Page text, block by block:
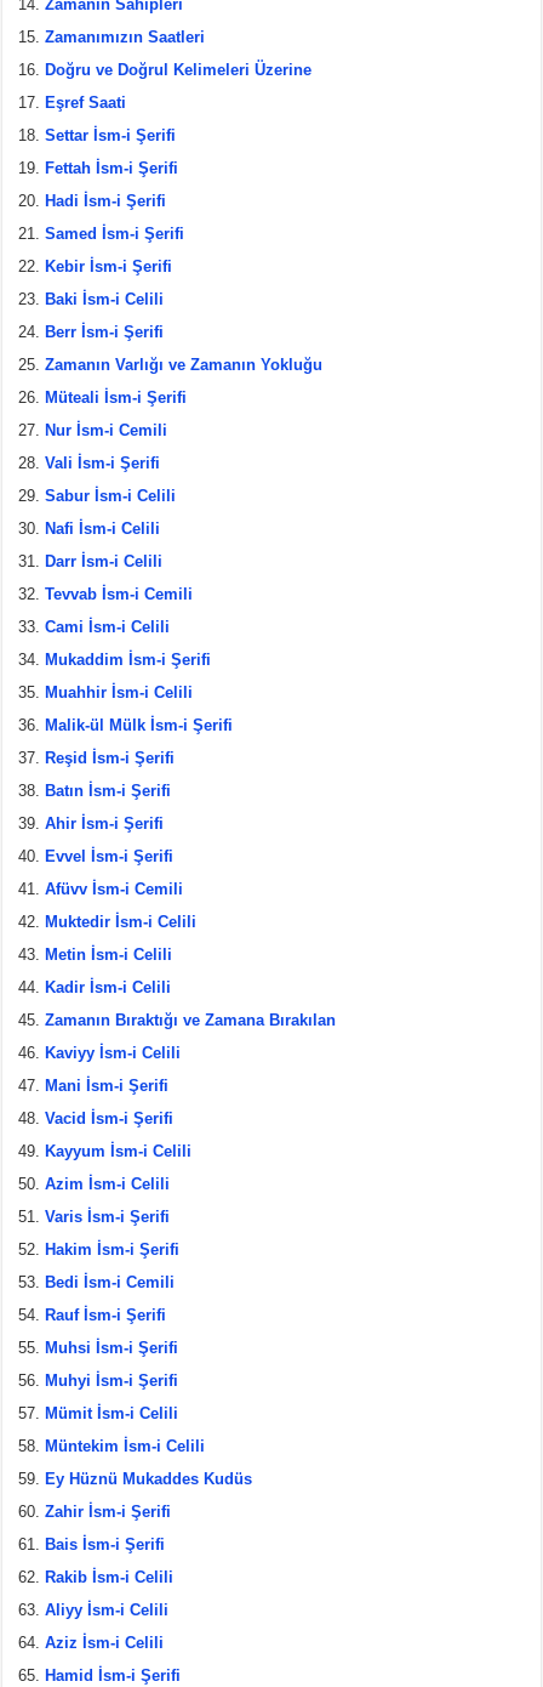
Zamanın Sahipleri
Zamanımızın Saatleri
Doğru ve Doğrul Kelimeleri Üzerine
Eşref Saati
Settar İsm-i Şerifi
Fettah İsm-i Şerifi
Hadi İsm-i Şerifi
Samed İsm-i Şerifi
Kebir İsm-i Şerifi
Baki İsm-i Celili
Berr İsm-i Şerifi
Zamanın Varlığı ve Zamanın Yokluğu
Müteali İsm-i Şerifi
Nur İsm-i Cemili
Vali İsm-i Şerifi
Sabur İsm-i Celili
Nafi İsm-i Celili
Darr İsm-i Celili
Tevvab İsm-i Cemili
Cami İsm-i Celili
Mukaddim İsm-i Şerifi
Muahhir İsm-i Celili
Malik-ül Mülk İsm-i Şerifi
Reşid İsm-i Şerifi
Batın İsm-i Şerifi
Ahir İsm-i Şerifi
Evvel İsm-i Şerifi
Afüvv İsm-i Cemili
Muktedir İsm-i Celili
Metin İsm-i Celili
Kadir İsm-i Celili
Zamanın Bıraktığı ve Zamana Bırakılan
Kaviyy İsm-i Celili
Mani İsm-i Şerifi
Vacid İsm-i Şerifi
Kayyum İsm-i Celili
Azim İsm-i Celili
Varis İsm-i Şerifi
Hakim İsm-i Şerifi
Bedi İsm-i Cemili
Rauf İsm-i Şerifi
Muhsi İsm-i Şerifi
Muhyi İsm-i Şerifi
Mümit İsm-i Celili
Müntekim İsm-i Celili
Ey Hüznü Mukaddes Kudüs
Zahir İsm-i Şerifi
Bais İsm-i Şerifi
Rakib İsm-i Celili
Aliyy İsm-i Celili
Aziz İsm-i Celili
Hamid İsm-i Şerifi